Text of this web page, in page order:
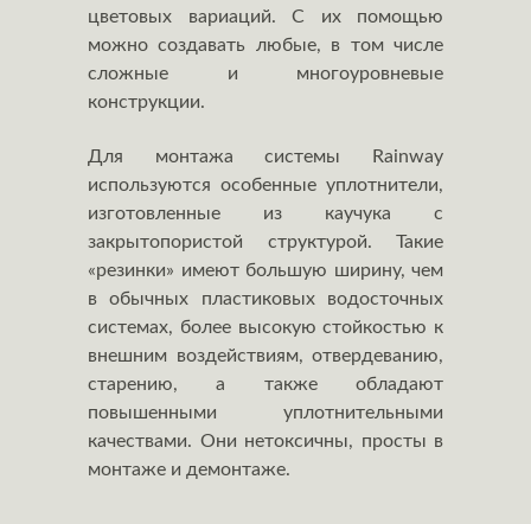
цветовых вариаций. С их помощью
можно создавать любые, в том числе
сложные и многоуровневые
конструкции.
Для монтажа системы Rainway
используются особенные уплотнители,
изготовленные из каучука с
закрытопористой структурой. Такие
«резинки» имеют большую ширину, чем
в обычных пластиковых водосточных
системах, более высокую стойкостью к
внешним воздействиям, отвердеванию,
старению, а также обладают
повышенными уплотнительными
качествами. Они нетоксичны, просты в
монтаже и демонтаже.